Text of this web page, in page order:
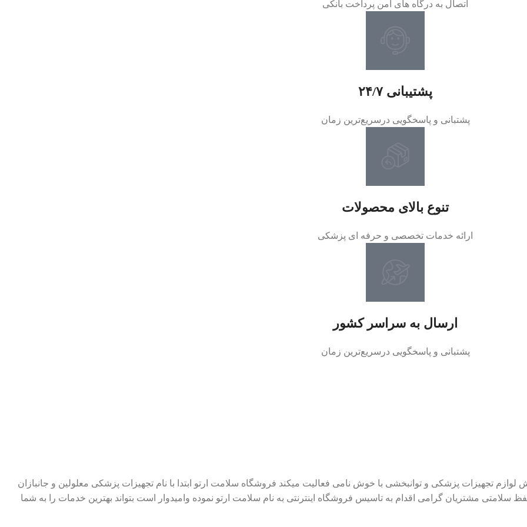
اتصال به درگاه های امن پرداخت بانکی
پشتیبانی ۲۴/۷
پشتبانی و پاسخگویی درسریع‌ترین زمان
تنوع بالای محصولات
ارائه خدمات تخصصی و حرفه ای پزشکی
ارسال به سراسر کشور
پشتبانی و پاسخگویی درسریع‌ترین زمان
در زمینه فروش لوازم تجهیزات پزشکی و توانبخشی با خوش نامی فعالیت میکند فروشگاه سلامت ارتو ابتدا با نام تجهیزات پزشکی معلولین و جانبازان
سلامتی مشتریان گرامی اقدام به تاسیس فروشگاه اینترنتی به نام سلامت ارتو نموده وامیدوار است بتواند بهترین خدمات را به شما